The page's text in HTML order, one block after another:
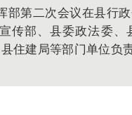
部第二次会议在县行
传部、县委政法委、
住建局等部门单位负